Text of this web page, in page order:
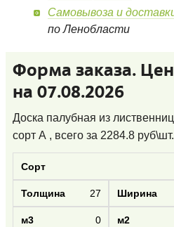
Самовывоза и
по Ленобласти
Форма заказа.
на 07.08.2026
Доска палубная из
сорт А , всего за 2284.8 руб\шт.
27
0